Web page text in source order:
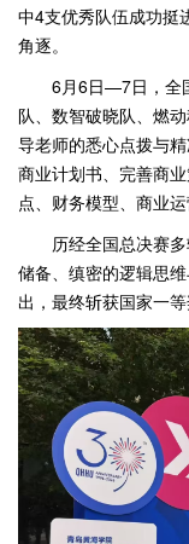
中4支优秀队伍成功挺
角逐。
6月6日—7日，全
队、数智破晓队、燃
导老师的悉心点拨与
商业计划书、完善商
点、财务模型、商业
历经全国总决赛
储备、缜密的逻辑思
出，最终斩获国家一